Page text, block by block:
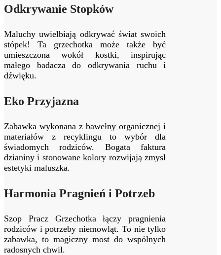
Odkrywanie Stopków
Maluchy uwielbiają odkrywać świat swoich
stópek! Ta grzechotka może także być
umieszczona wokół kostki, inspirując
małego badacza do odkrywania ruchu i
dźwięku.
Eko Przyjazna
Zabawka wykonana z bawełny organicznej i
materiałów z recyklingu to wybór dla
świadomych rodziców. Bogata faktura
dzianiny i stonowane kolory rozwijają zmysł
estetyki maluszka.
Harmonia Pragnień i Potrzeb
Szop Pracz Grzechotka łączy pragnienia
rodziców i potrzeby niemowląt. To nie tylko
zabawka, to magiczny most do wspólnych
radosnych chwil.